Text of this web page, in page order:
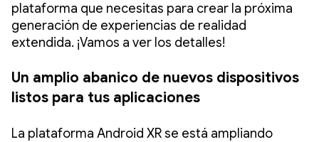
plataforma que necesitas para crear la próxima
generación de experiencias de realidad
extendida. ¡Vamos a ver los detalles!
Un amplio abanico de nuevos dispositivos
listos para tus aplicaciones
La plataforma Android XR se está ampliando